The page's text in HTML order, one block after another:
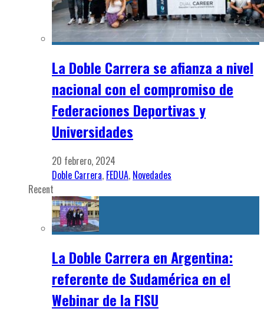
La Doble Carrera se afianza a nivel
nacional con el compromiso de
Federaciones Deportivas y
Universidades
20 febrero, 2024
Doble Carrera, FEDUA, Novedades
Recent
La Doble Carrera en Argentina:
referente de Sudamérica en el
Webinar de la FISU